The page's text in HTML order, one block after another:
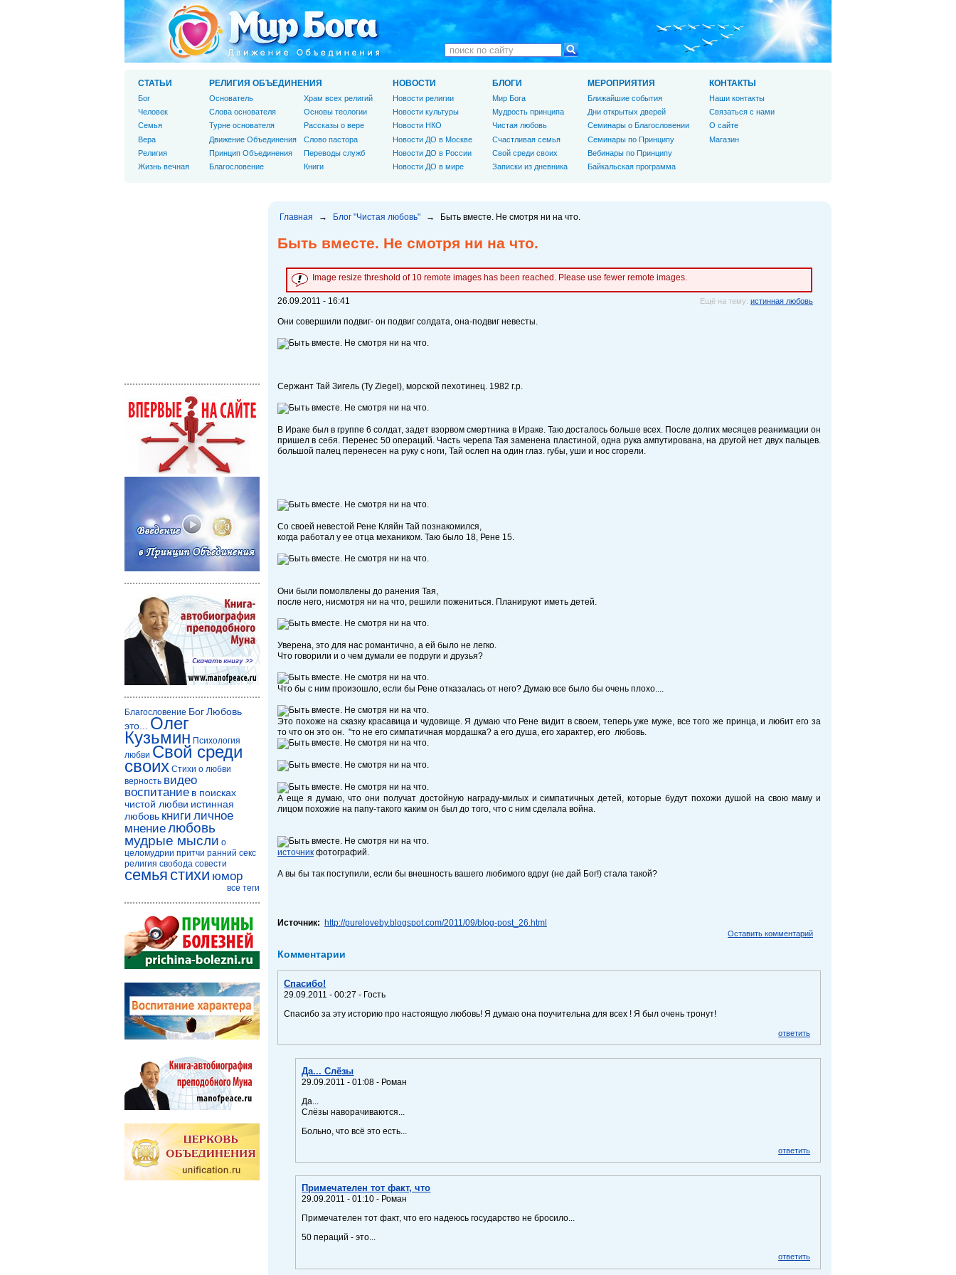
Главная → Блог "Чистая любовь" → Быть вместе. Не смотря ни на что.
Быть вместе. Не смотря ни на что.
Image resize threshold of 10 remote images has been reached. Please use fewer remote images.
26.09.2011 - 16:41 Ещё на тему: истинная любовь
Они совершили подвиг- он подвиг солдата, она-подвиг невесты.
Сержант Тай Зигель (Ty Ziegel), морской пехотинец. 1982 г.р.
В Ираке был в группе 6 солдат, задет взорвом смертника в Ираке. Таю досталось больше всех. После долгих месяцев реанимации он
пришел в себя. Перенес 50 операций. Часть черепа Тая заменена пластиной, одна рука ампутирована, на другой нет двух пальцев.
большой палец перенесен на руку с ноги, Тай ослеп на один глаз. губы, уши и нос сгорели.
Со своей невестой Рене Кляйн Тай познакомился,
когда работал у ее отца механиком. Таю было 18, Рене 15.
Они были помолвлены до ранения Тая,
после него, нисмотря ни на что, решили пожениться. Планируют иметь детей.
Уверена, это для нас романтично, а ей было не легко.
Что говорили и о чем думали ее подруги и друзья?
Что бы с ним произошло, если бы Рене отказалась от него? Думаю все было бы очень плохо....
Это похоже на сказку красавица и чудовище. Я думаю что Рене видит в своем, теперь уже муже, все того же принца, и любит его за
то что он это он. "то не его симпатичная мордашка? а его душа, его характер, его любовь.
А еще я думаю, что они получат достойную награду-милых и симпатичных детей, которые будут похожи душой на свою маму и
лицом похожие на папу-такого каким он был до того, что с ним сделала война.
источник фотографий.
А вы бы так поступили, если бы внешность вашего любимого вдруг (не дай Бог!) стала такой?
Источник: http://pureloveby.blogspot.com/2011/09/blog-post_26.html
Оставить комментарий
Комментарии
Спасибо!
29.09.2011 - 00:27 - Гость
Спасибо за эту историю про настоящую любовь! Я думаю она поучительна для всех ! Я был очень тронут!
ответить
Да... Слёзы
29.09.2011 - 01:08 - Роман
Да...
Слёзы наворачиваются...
Больно, что всё это есть...
ответить
Примечателен тот факт, что
29.09.2011 - 01:10 - Роман
Примечателен тот факт, что его надеюсь государство не бросило...
50 пераций - это...
ответить
СТАТЬИ
Бог
Человек
Cемья
Вера
Религия
Жизнь вечная
РЕЛИГИЯ ОБЪЕДИНЕНИЯ
Основатель
Слова основателя
Турне основателя
Движение Объединения
Принцип Объединения
Благословение
Храм всех религий
Основы теологии
Рассказы о вере
Слово пастора
Переводы служб
Книги
НОВОСТИ
Новости религии
Новости культуры
Новости НКО
Новости ДО в Москве
Новости ДО в России
Новости ДО в мире
БЛОГИ
Мир Бога
Мудрость принципа
Чистая любовь
Счастливая семья
Свой среди своих
Записки из дневника
МЕРОПРИЯТИЯ
Ближайшие события
Дни открытых дверей
Семинары о Благословении
Семинары по Принципу
Вебинары по Принципу
Байкальская программа
КОНТАКТЫ
Наши контакты
Связаться с нами
О сайте
Магазин
Благословение БогЛюбовь
это...
Олег
Кузьмин Психология
любви Свой среди
своих Стихи о любви
верность видео
воспитание в поисках
чистой любви истинная
любовь книги личное
мнениелюбовь
мудрые мысли о
целомудрии притчи ранний секс
религия свобода совести
семья стихи юмор
все теги